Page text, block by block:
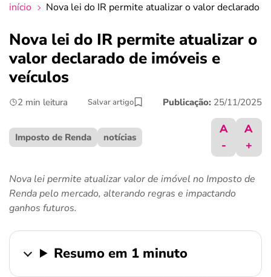
crédito fácil
início Nova lei do IR permite atualizar o valor declarado
Nova lei do IR permite atualizar o
valor declarado de imóveis e
veículos
2 min leitura Salvar artigo Publicação: 25/11/2025
Imposto de Renda notícias
A
-
A
+
Nova lei permite atualizar valor de imóvel no Imposto de
Renda pelo mercado, alterando regras e impactando
ganhos futuros.
Resumo em 1 minuto